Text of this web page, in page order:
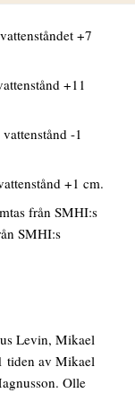
+7
+11
-1
+1 cm.
från SMHI:s
SMHI:s
Levin, Mikael
tiden av Mikael
Olle